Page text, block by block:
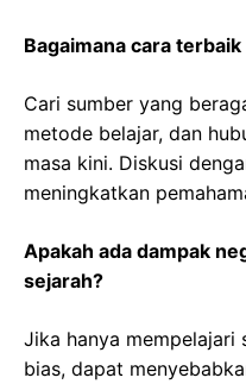
Bagaimana cara
Cari sumber yang
metode belajar, dan
masa kini. Diskusi
meningkatkan
Apakah ada dampak
sejarah?
Jika hanya mempelajari
bias, dapat